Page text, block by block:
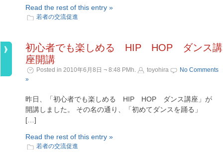
Read the rest of this entry »
若者の交流促進
初心者でも楽しめる HIP HOP ダンス講
座開講
Posted in 2010年6月8日 ¬ 8:48 PMh. toyohira
No Comments
»
昨日、「初心者でも楽しめる HIP HOP ダンス講座」が
開講しました。 その名の通り、「初めてダンスを踊る」
[…]
Read the rest of this entry »
若者の交流促進